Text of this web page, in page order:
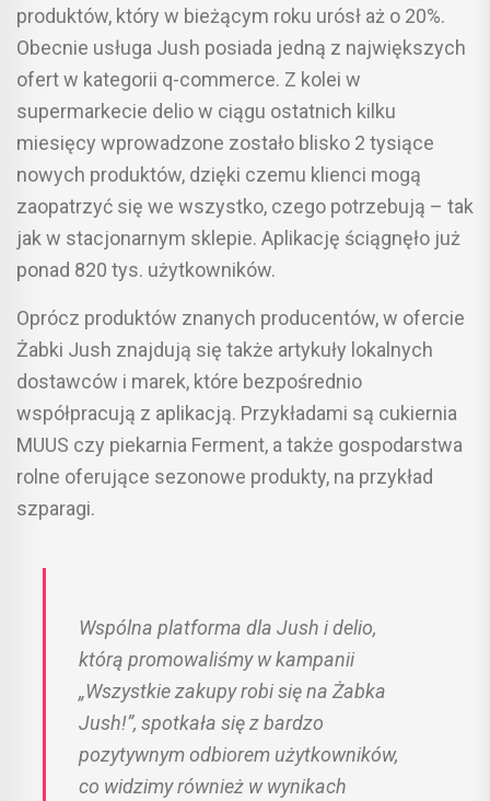
produktów, który w bieżącym roku urósł aż o 20%.
Obecnie usługa Jush posiada jedną z największych
ofert w kategorii q-commerce. Z kolei w
supermarkecie delio w ciągu ostatnich kilku
miesięcy wprowadzone zostało blisko 2 tysiące
nowych produktów, dzięki czemu klienci mogą
zaopatrzyć się we wszystko, czego potrzebują – tak
jak w stacjonarnym sklepie. Aplikację ściągnęło już
ponad 820 tys. użytkowników.
Oprócz produktów znanych producentów, w ofercie
Żabki Jush znajdują się także artykuły lokalnych
dostawców i marek, które bezpośrednio
współpracują z aplikacją. Przykładami są cukiernia
MUUS czy piekarnia Ferment, a także gospodarstwa
rolne oferujące sezonowe produkty, na przykład
szparagi.
Wspólna platforma dla Jush i delio,
którą promowaliśmy w kampanii
„Wszystkie zakupy robi się na Żabka
Jush!”, spotkała się z bardzo
pozytywnym odbiorem użytkowników,
co widzimy również w wynikach